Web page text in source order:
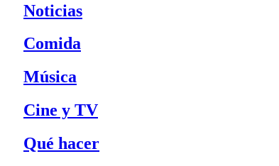
Noticias
Comida
Música
Cine y TV
Qué hacer